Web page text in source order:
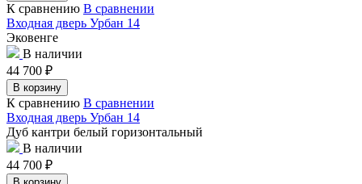
К сравнению В сравнении
Входная дверь Урбан 14
Эковенге
В наличии
44 700 ₽
В корзину
К сравнению В сравнении
Входная дверь Урбан 14
Дуб кантри белый горизонтальный
В наличии
44 700 ₽